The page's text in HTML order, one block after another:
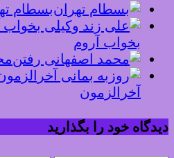
بسطام
بخواب آروم
آخرالزمون
دیدگاه خود را بگذارید